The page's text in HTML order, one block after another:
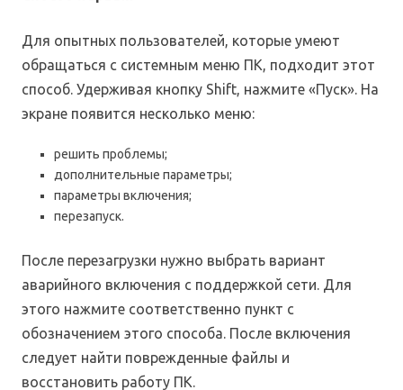
Для опытных пользователей, которые умеют
обращаться с системным меню ПК, подходит этот
способ. Удерживая кнопку Shift, нажмите «Пуск». На
экране появится несколько меню:
решить проблемы;
дополнительные параметры;
параметры включения;
перезапуск.
После перезагрузки нужно выбрать вариант
аварийного включения с поддержкой сети. Для
этого нажмите соответственно пункт с
обозначением этого способа. После включения
следует найти поврежденные файлы и
восстановить работу ПК.